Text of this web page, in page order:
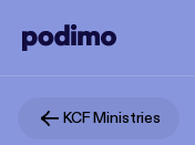
KCF Ministries